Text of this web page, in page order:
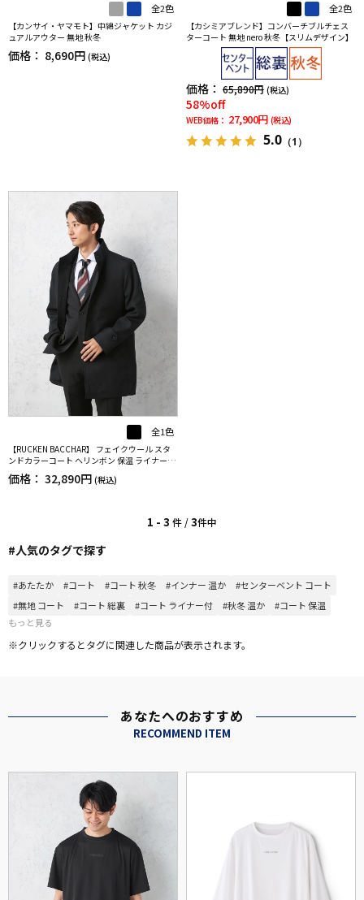
全2色
【カンサイ・ヤマモト】中綿ジャケット カジ
ュアルアウター 無地 秋冬
価格： 8,690円 (税込)
全2色
【カシミアブレンド】コンバーチブルチェス
ターコート 無地 nero 秋冬【スリムデザイン】
価格： 65,890円 (税込)
58%off
WEB価格： 27,900円 (税込)
5.0 （1）
全1色
【RUCKEN BACCHAR】 フェイクウール スタ
ンドカラーコート ヘリンボン 保温 ライナー付
秋冬
価格： 32,890円 (税込)
1 - 3 件 /3件中
#人気のタグで探す
#あたたか #コート #コート 秋冬 #インナー 温か
#センターベント コート
#無地 コート
#コート 総裏 #コート ライナー付 #秋冬 温か
#コート 保温
もっと見る
※クリックするとタグに関連した商品が表示されます。
あなたへのおすすめ
RECOMMEND ITEM